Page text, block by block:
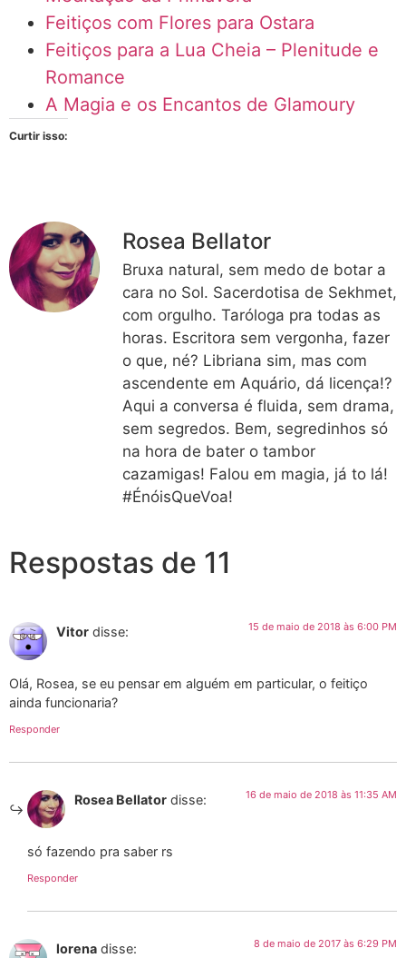
Feitiços com Flores para Ostara
Feitiços para a Lua Cheia – Plenitude e
Romance
A Magia e os Encantos de Glamoury
Curtir isso:
Rosea Bellator
Bruxa natural, sem medo de botar a
cara no Sol. Sacerdotisa de Sekhmet,
com orgulho. Taróloga pra todas as
horas. Escritora sem vergonha, fazer
o que, né? Libriana sim, mas com
ascendente em Aquário, dá licença!?
Aqui a conversa é fluida, sem drama,
sem segredos. Bem, segredinhos só
na hora de bater o tambor
cazamigas! Falou em magia, já to lá!
#ÉnóisQueVoa!
Respostas de 11
Vitor disse: 15 de maio de 2018 às 6:00 PM
Olá, Rosea, se eu pensar em alguém em particular, o feitiço
ainda funcionaria?
Responder
Rosea Bellator disse: 16 de maio de 2018 às 11:35 AM
só fazendo pra saber rs
Responder
lorena disse: 8 de maio de 2017 às 6:29 PM